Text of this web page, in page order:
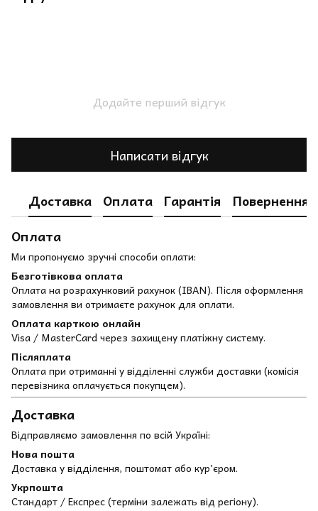
Додайте перший відгук
Написати відгук
Доставка Оплата Гарантія
Повернення
Оплата
Ми пропонуємо зручні способи оплати:
Безготівкова оплата
Оплата на розрахунковий рахунок (IBAN). Після оформлення
замовлення ви отримаєте рахунок для оплати.
Оплата карткою онлайн
Visa / MasterCard через захищену платіжну систему.
Післяплата
Оплата при отриманні у відділенні служби доставки (комісія
перевізника оплачується покупцем).
Доставка
Відправляємо замовлення по всій Україні:
Нова пошта
Доставка у відділення, поштомат або кур’єром.
Укрпошта
Стандарт / Експрес (терміни залежать від регіону).